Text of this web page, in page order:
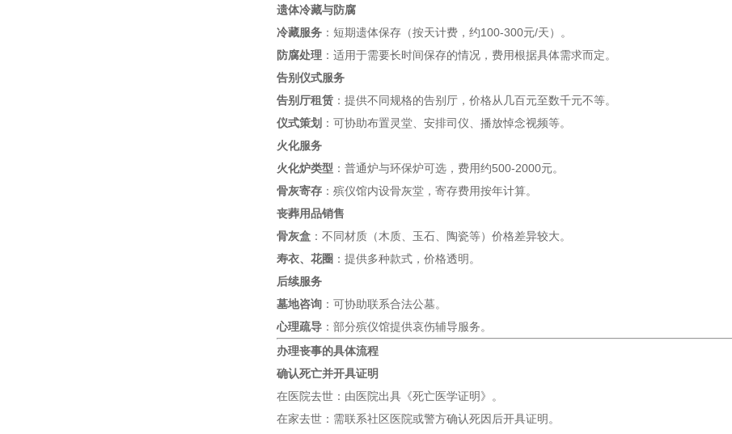
遗体冷藏与防腐
冷藏服务 ：短期遗体保存（按天计费，约100-300元/天）。
防腐处理 ：适用于需要长时间保存的情况，费用根据具体需求而定。
告别仪式服务
告别厅租赁 ：提供不同规格的告别厅，价格从几百元至数千元不等。
仪式策划 ：可协助布置灵堂、安排司仪、播放悼念视频等。
火化服务
火化炉类型 ：普通炉与环保炉可选，费用约500-2000元。
骨灰寄存 ：殡仪馆内设骨灰堂，寄存费用按年计算。
丧葬用品销售
骨灰盒 ：不同材质（木质、玉石、陶瓷等）价格差异较大。
寿衣、花圈 ：提供多种款式，价格透明。
后续服务
墓地咨询 ：可协助联系合法公墓。
心理疏导 ：部分殡仪馆提供哀伤辅导服务。
办理丧事的具体流程
确认死亡并开具证明
在医院去世：由医院出具《死亡医学证明》。
在家去世：需联系社区医院或警方确认死因后开具证明。